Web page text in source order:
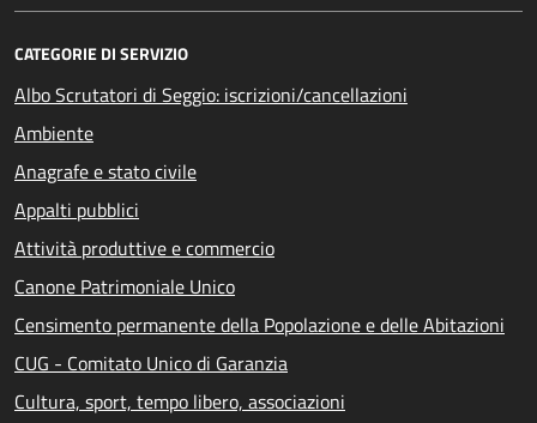
CATEGORIE DI SERVIZIO
Albo Scrutatori di Seggio: iscrizioni/cancellazioni
Ambiente
Anagrafe e stato civile
Appalti pubblici
Attività produttive e commercio
Canone Patrimoniale Unico
Censimento permanente della Popolazione e delle Abitazioni
CUG - Comitato Unico di Garanzia
Cultura, sport, tempo libero, associazioni